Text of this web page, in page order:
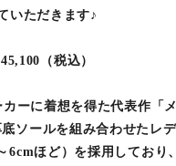
いただきます♪
（税込）
ーに着想を得た代表作「
ソールを組み合わせたレ
6cmほど）を採用しており